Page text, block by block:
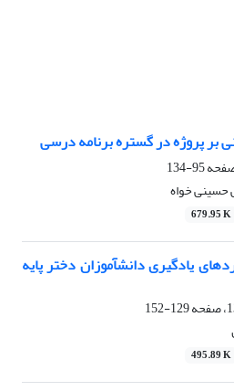
بر پروژه در گستره برنامه درسی
95-134
حسینی خواه
679.95 K
رابطه سبک‎های تفکر با راهبردهای یادگیری دانش‎آموزان دختر پایه
129-152
495.89 K